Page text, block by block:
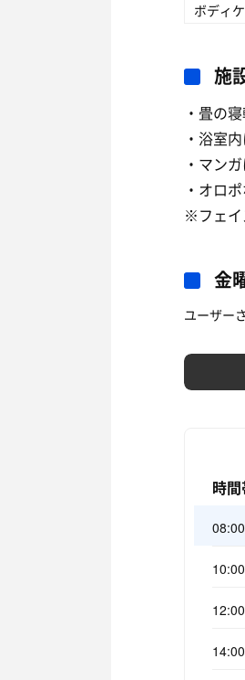
ボディ
施
・畳の
・浴室
・マン
・オロ
※フェイ
金
ユーザー
時